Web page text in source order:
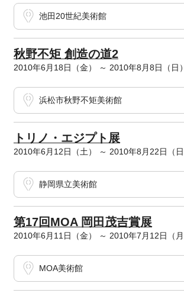
池田20世紀美術館
秋野不矩 創造の道2
2010年6月18日（金） ～ 2010年8月8日（日）
浜松市秋野不矩美術館
トリノ・エジプト展
2010年6月12日（土） ～ 2010年8月22日（日
静岡県立美術館
第17回MOA 岡田茂吉賞展
2010年6月11日（金） ～ 2010年7月12日（月
MOA美術館